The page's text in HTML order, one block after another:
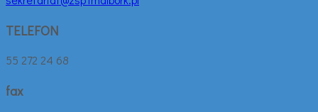
TELEFON
55 272 24 68
fax